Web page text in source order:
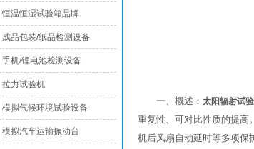
一、概述： 太阳辐射试
重复性、可对比性质的提高
机后风扇自动延时等多项保
恒温恒湿试验箱品牌
成品包装/纸品检测设备
手机/锂电池检测设备
拉力试验机
模拟气候环境试验设备
模拟汽车运输振动台